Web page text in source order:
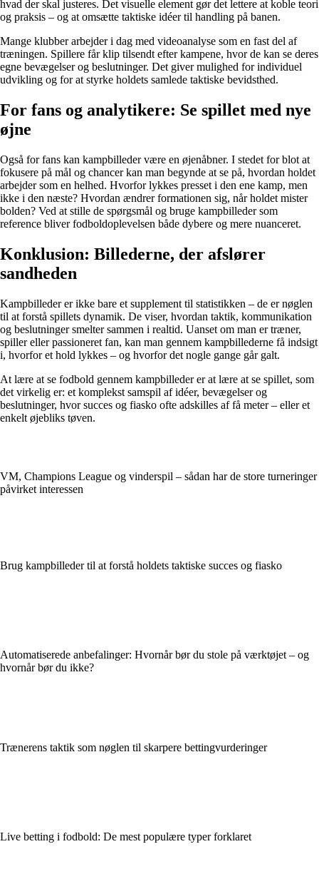
hvad der skal justeres. Det visuelle element gør det lettere at koble teori
og praksis – og at omsætte taktiske idéer til handling på banen.
Mange klubber arbejder i dag med videoanalyse som en fast del af
træningen. Spillere får klip tilsendt efter kampene, hvor de kan se deres
egne bevægelser og beslutninger. Det giver mulighed for individuel
udvikling og for at styrke holdets samlede taktiske bevidsthed.
For fans og analytikere: Se spillet med nye
øjne
Også for fans kan kampbilleder være en øjenåbner. I stedet for blot at
fokusere på mål og chancer kan man begynde at se på, hvordan holdet
arbejder som en helhed. Hvorfor lykkes presset i den ene kamp, men
ikke i den næste? Hvordan ændrer formationen sig, når holdet mister
bolden? Ved at stille de spørgsmål og bruge kampbilleder som
reference bliver fodboldoplevelsen både dybere og mere nuanceret.
Konklusion: Billederne, der afslører
sandheden
Kampbilleder er ikke bare et supplement til statistikken – de er nøglen
til at forstå spillets dynamik. De viser, hvordan taktik, kommunikation
og beslutninger smelter sammen i realtid. Uanset om man er træner,
spiller eller passioneret fan, kan man gennem kampbillederne få indsigt
i, hvorfor et hold lykkes – og hvorfor det nogle gange går galt.
At lære at se fodbold gennem kampbilleder er at lære at se spillet, som
det virkelig er: et komplekst samspil af idéer, bevægelser og
beslutninger, hvor succes og fiasko ofte adskilles af få meter – eller et
enkelt øjebliks tøven.
VM, Champions League og vinderspil – sådan har de store turneringer
påvirket interessen
Brug kampbilleder til at forstå holdets taktiske succes og fiasko
Automatiserede anbefalinger: Hvornår bør du stole på værktøjet – og
hvornår bør du ikke?
Trænerens taktik som nøglen til skarpere bettingvurderinger
Live betting i fodbold: De mest populære typer forklaret